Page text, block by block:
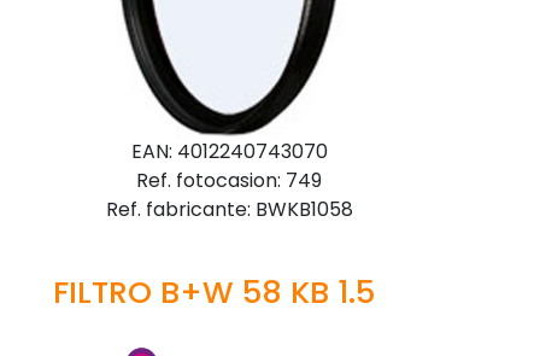
EAN: 4012240743070
Ref. fotocasion: 749
Ref. fabricante: BWKB1058
FILTRO B+W 58 KB 1.5